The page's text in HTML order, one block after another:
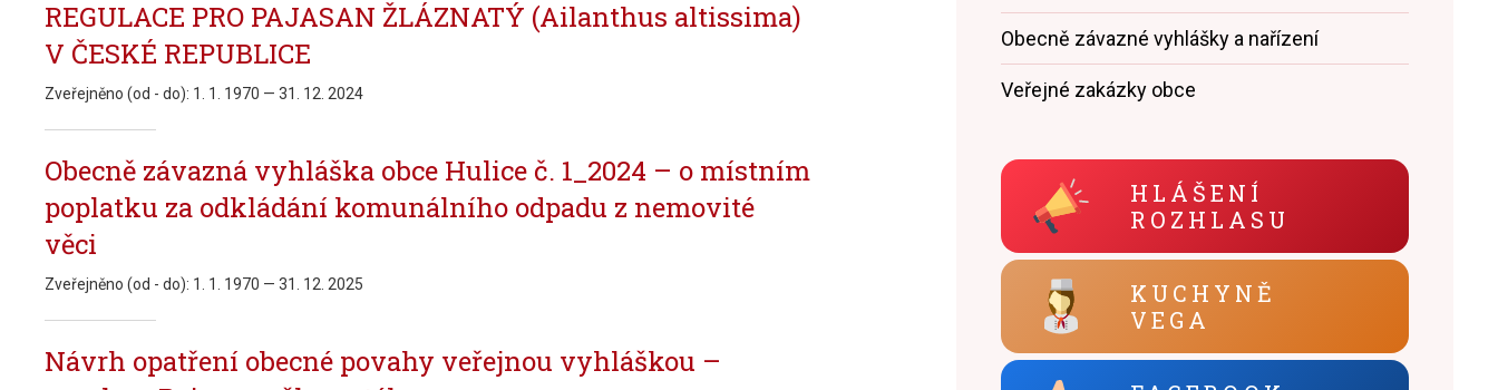
REGULACE PRO PAJASAN ŽLÁZNATÝ (Ailanthus altissima)
V ČESKÉ REPUBLICE
Zveřejněno (od - do): 1. 1. 1970 — 31. 12. 2024
Obecně závazná vyhláška obce Hulice č. 1_2024 – o místním
poplatku za odkládání komunálního odpadu z nemovité
věci
Zveřejněno (od - do): 1. 1. 1970 — 31. 12. 2025
Návrh opatření obecné povahy veřejnou vyhláškou –
Obecně závazné vyhlášky a nařízení
Veřejné zakázky obce
HLÁŠENÍ
ROZHLASU
KUCHYNĚ
VEGA